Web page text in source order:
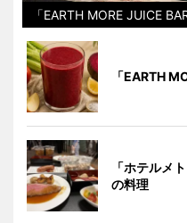
「EARTH MORE JUICE
「EARTH
「ホテルメ
の料理